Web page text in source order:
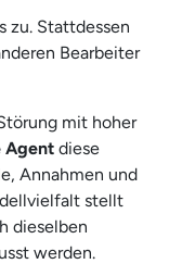
zu. Stattdessen
Bearbeiter
mit hoher
Agent diese
Annahmen und
stellt
dieselben
werden.